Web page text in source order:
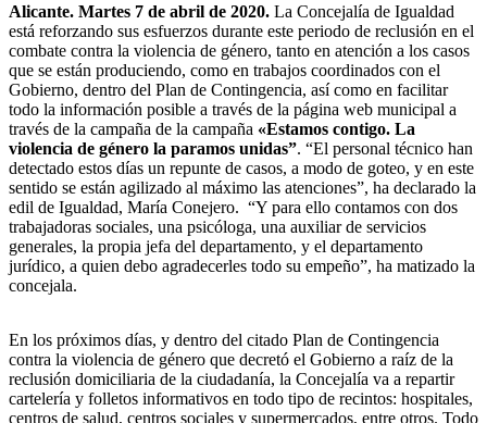
Alicante. Martes 7 de abril de 2020. La Concejalía de Igualdad
está reforzando sus esfuerzos durante este periodo de reclusión en el
combate contra la violencia de género, tanto en atención a los casos
que se están produciendo, como en trabajos coordinados con el
Gobierno, dentro del Plan de Contingencia, así como en facilitar
todo la información posible a través de la página web municipal a
través de la campaña de la campaña «Estamos contigo. La
violencia de género la paramos unidas”. “El personal técnico han
detectado estos días un repunte de casos, a modo de goteo, y en este
sentido se están agilizado al máximo las atenciones”, ha declarado la
edil de Igualdad, María Conejero. “Y para ello contamos con dos
trabajadoras sociales, una psicóloga, una auxiliar de servicios
generales, la propia jefa del departamento, y el departamento
jurídico, a quien debo agradecerles todo su empeño”, ha matizado la
concejala.
En los próximos días, y dentro del citado Plan de Contingencia
contra la violencia de género que decretó el Gobierno a raíz de la
reclusión domiciliaria de la ciudadanía, la Concejalía va a repartir
cartelería y folletos informativos en todo tipo de recintos: hospitales,
centros de salud, centros sociales y supermercados, entre otros. Todo